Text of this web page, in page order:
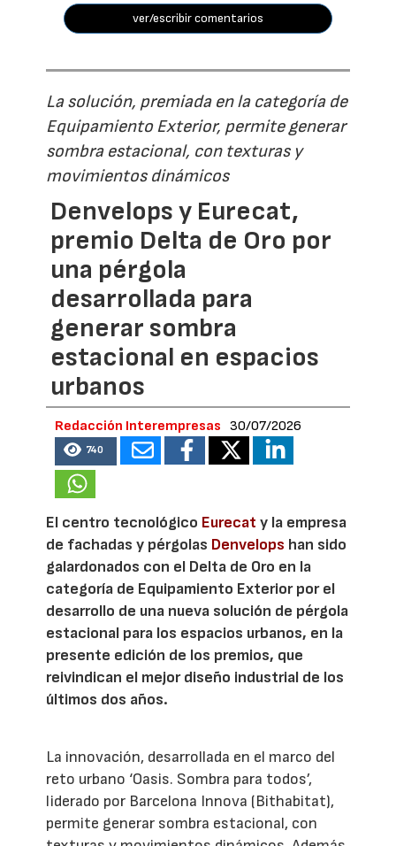
ver/escribir comentarios
La solución, premiada en la categoría de
Equipamiento Exterior, permite generar
sombra estacional, con texturas y
movimientos dinámicos
Denvelops y Eurecat,
premio Delta de Oro por
una pérgola
desarrollada para
generar sombra
estacional en espacios
urbanos
Redacción Interempresas 30/07/2026
740
El centro tecnológico Eurecat y la empresa
de fachadas y pérgolas Denvelops han sido
galardonados con el Delta de Oro en la
categoría de Equipamiento Exterior por el
desarrollo de una nueva solución de pérgola
estacional para los espacios urbanos, en la
presente edición de los premios, que
reivindican el mejor diseño industrial de los
últimos dos años.
La innovación, desarrollada en el marco del
reto urbano ‘Oasis. Sombra para todos’,
liderado por Barcelona Innova (Bithabitat),
permite generar sombra estacional, con